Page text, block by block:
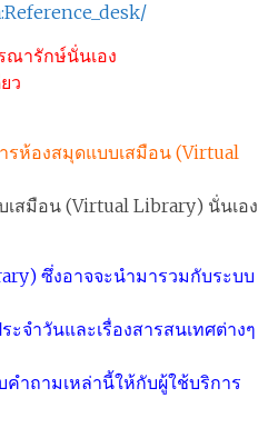
ณารักษ์นั่นเอง
ว
รห้องสมุดแบบเสมือน (Virtual
สมือน (Virtual Library) นั่นเอง
ซึ่งอาจจะนำมารวมกับระบบ
จำวันและเรื่องสารสนเทศต่างๆ
ำถามเหล่านี้ให้กับผู้ใช้บริการ